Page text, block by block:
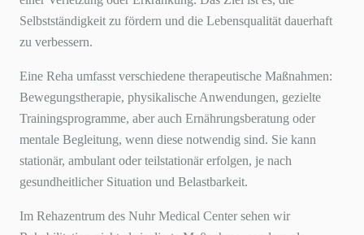
Selbstständigkeit zu fördern und die Lebensqualität dauerhaft
zu verbessern.
Eine Reha umfasst verschiedene therapeutische Maßnahmen:
Bewegungstherapie, physikalische Anwendungen, gezielte
Trainingsprogramme, aber auch Ernährungsberatung oder
mentale Begleitung, wenn diese notwendig sind. Sie kann
stationär, ambulant oder teilstationär erfolgen, je nach
gesundheitlicher Situation und Belastbarkeit.
Im Rehazentrum des Nuhr Medical Center sehen wir